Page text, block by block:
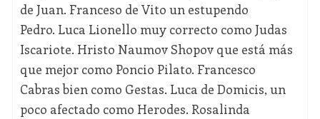
de Juan. Franceso de Vito un estupendo
Pedro. Luca Lionello muy correcto como Judas
Iscariote. Hristo Naumov Shopov que está más
que mejor como Poncio Pilato. Francesco
Cabras bien como Gestas. Luca de Domicis, un
poco afectado como Herodes. Rosalinda